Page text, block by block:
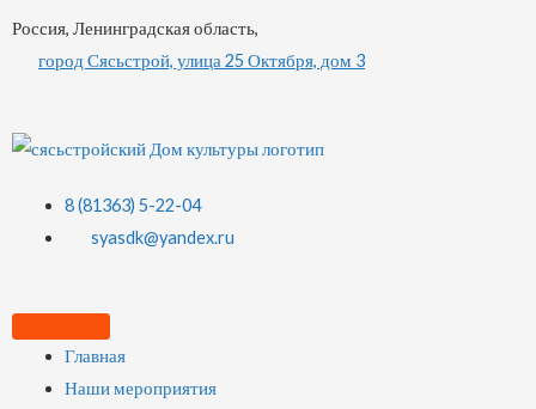
Россия, Ленинградская область,
город Сясьстрой, улица 25 Октября, дом 3
8 (81363) 5-22-04
syasdk@yandex.ru
Главная
Наши мероприятия